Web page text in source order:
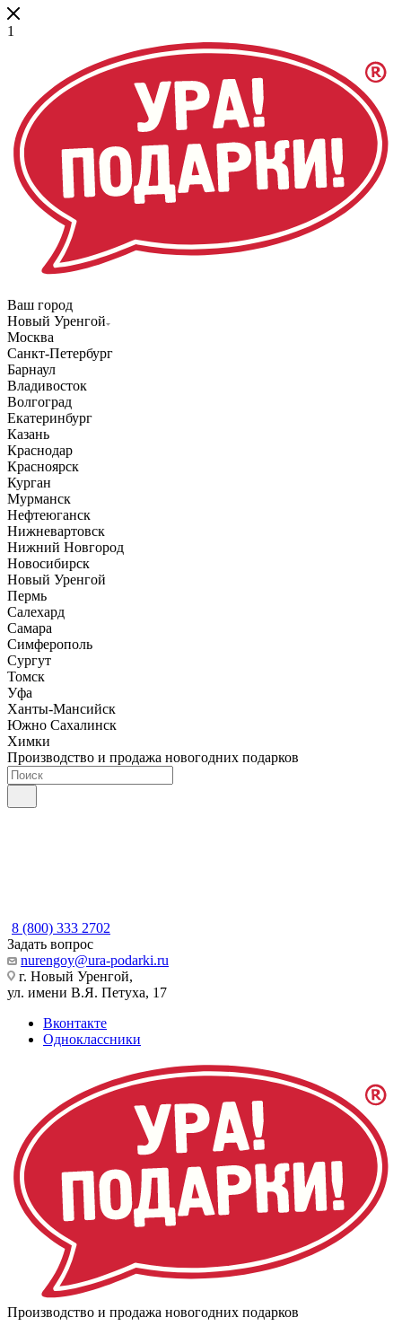
1
Ваш город
Новый Уренгой
Москва
Санкт-Петербург
Барнаул
Владивосток
Волгоград
Екатеринбург
Казань
Краснодар
Красноярск
Курган
Мурманск
Нефтеюганск
Нижневартовск
Нижний Новгород
Новосибирск
Новый Уренгой
Пермь
Салехард
Самара
Симферополь
Сургут
Томск
Уфа
Ханты-Мансийск
Южно Сахалинск
Химки
Производство и продажа новогодних подарков
8 (800) 333 2702
Задать вопрос
nurengoy@ura-podarki.ru
г. Новый Уренгой,
ул. имени В.Я. Петуха, 17
Вконтакте
Одноклассники
Производство и продажа новогодних подарков